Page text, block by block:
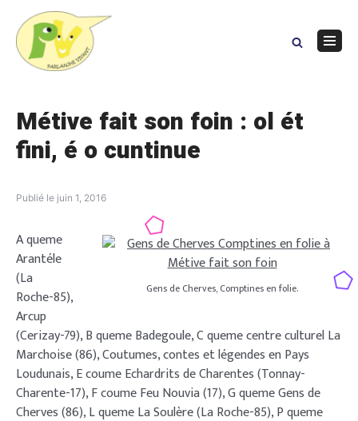
content
Métive fait son foin : ol ét
fini, é o cuntinue
Publié le juin 1, 2016
Gens de Cherves, Comptines en folie.
A queme
Arantéle
(La
Roche­-85),
Arcup
(Cerizay-­79), B queme Badegoule, C queme centre culturel La
Marchoise (86), Coutumes, contes et légendes en Pays
Loudunais, E coume Echardrits de Charentes (Tonnay­-
Charente-­17), F coume Feu Nouvia (17), G queme Gens de
Cherves (86), L queme La Soulère (La Roche­-85), P queme